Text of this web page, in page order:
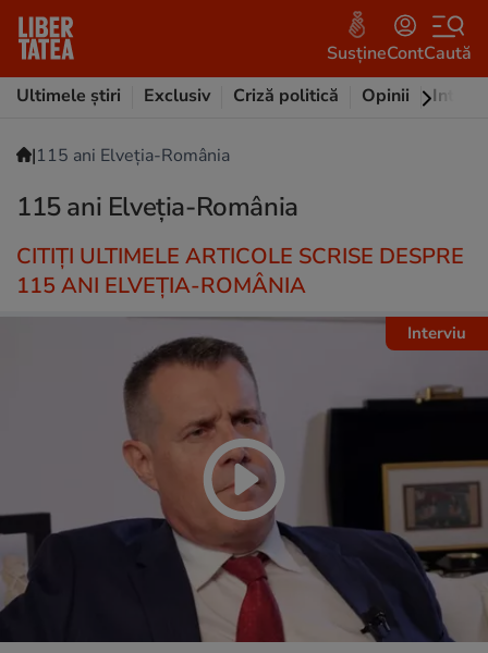
SusțineContCaută
Ultimele știri
Exclusiv Criză politică Opinii
|115 ani Elveția-România
115 ani Elveția-România
CITIȚI ULTIMELE ARTICOLE SCRISE DESPRE
115 ANI ELVEȚIA-ROMÂNIA
Interviu